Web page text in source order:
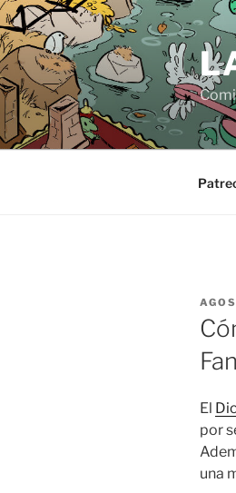
Saltar
al
contenido
EL
El
por
una